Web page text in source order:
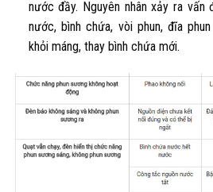
nước đầy. Nguyên nhân xảy ra vấn
nước, bình chứa, vòi phun, đĩa
khỏi máng, thay bình chứa mới.